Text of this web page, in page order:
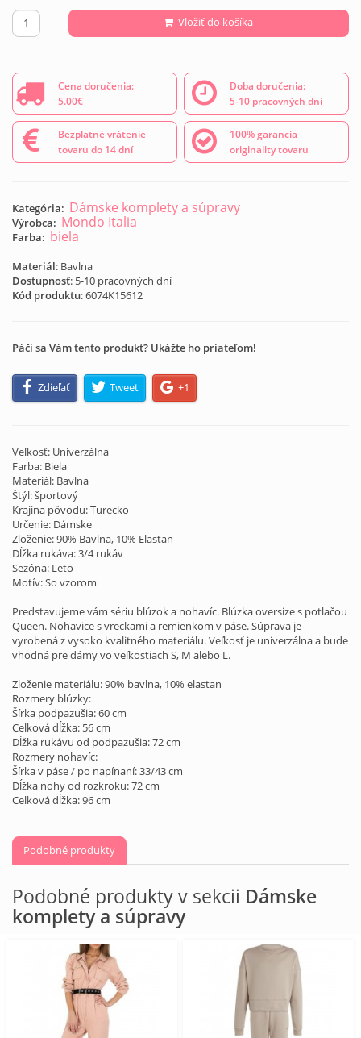
Vložiť do košíka
Cena doručenia:
5.00€
Doba doručenia:
5-10 pracovných dní
Bezplatné vrátenie
tovaru do 14 dní
100% garancia
originality tovaru
Kategória: Dámske komplety a súpravy
Výrobca: Mondo Italia
Farba: biela
Materiál: Bavlna
Dostupnosť: 5-10 pracovných dní
Kód produktu:6074K15612
Páči sa Vám tento produkt? Ukážte ho priateľom!
Zdieľať Tweet +1
Veľkosť: Univerzálna
Farba: Biela
Materiál: Bavlna
Štýl: športový
Krajina pôvodu: Turecko
Určenie: Dámske
Zloženie: 90% Bavlna, 10% Elastan
Dĺžka rukáva: 3/4 rukáv
Sezóna: Leto
Motív: So vzorom
Predstavujeme vám sériu blúzok a nohavíc. Blúzka oversize s potlačou
Queen. Nohavice s vreckami a remienkom v páse. Súprava je
vyrobená z vysoko kvalitného materiálu. Veľkosť je univerzálna a bude
vhodná pre dámy vo veľkostiach S, M alebo L.
Zloženie materiálu: 90% bavlna, 10% elastan
Rozmery blúzky:
Šírka podpazušia: 60 cm
Celková dĺžka: 56 cm
Dĺžka rukávu od podpazušia: 72 cm
Rozmery nohavíc:
Šírka v páse / po napínaní: 33/43 cm
Dĺžka nohy od rozkroku: 72 cm
Celková dĺžka: 96 cm
Podobné produkty
Podobné produkty v sekcii Dámske
komplety a súpravy